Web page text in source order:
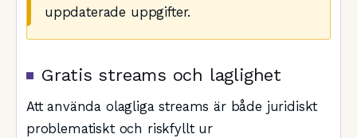
uppdaterade uppgifter.
Gratis streams och laglighet
Att använda olagliga streams är både juridiskt
problematiskt och riskfyllt ur